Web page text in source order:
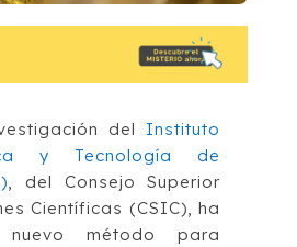
del Instituto
y Tecnología de
, del Consejo Superior
Científicas (CSIC), ha
método para